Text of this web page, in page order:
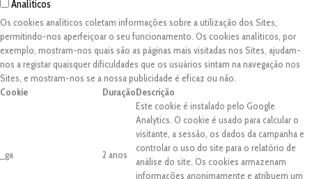
Analíticos
Os cookies analíticos coletam informações sobre a utilização dos Sites,
permitindo-nos aperfeiçoar o seu funcionamento. Os cookies analíticos, por
exemplo, mostram-nos quais são as páginas mais visitadas nos Sites, ajudam-
nos a registar quaisquer dificuldades que os usuários sintam na navegação nos
Sites, e mostram-nos se a nossa publicidade é eficaz ou não.
Cookie
DuraçãoDescrição
_ga 2 anos
Este cookie é instalado pelo Google
Analytics. O cookie é usado para calcular o
visitante, a sessão, os dados da campanha e
controlar o uso do site para o relatório de
análise do site. Os cookies armazenam
informações anonimamente e atribuem um